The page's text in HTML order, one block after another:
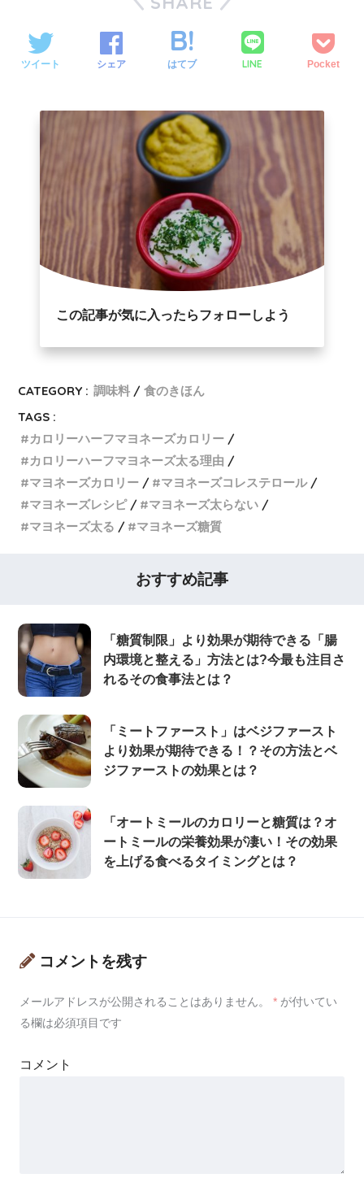
ツイート シェア はてブ LINE Pocket
この記事が気に入ったらフォローしよう
CATEGORY : 調味料
食のきほん
TAGS :
カロリーハーフマヨネーズカロリー
カロリーハーフマヨネーズ太る理由
マヨネーズカロリー
マヨネーズコレステロール
マヨネーズレシピ
マヨネーズ太らない
マヨネーズ太る
マヨネーズ糖質
おすすめ記事
「糖質制限」より効果が期待できる「腸
内環境と整える」方法とは?今最も注目さ
れるその食事法とは？
「ミートファースト」はベジファースト
より効果が期待できる！？その方法とベ
ジファーストの効果とは？
「オートミールのカロリーと糖質は？オ
ートミールの栄養効果が凄い！その効果
を上げる食べるタイミングとは？
コメントを残す
メールアドレスが公開されることはありません。 * が付いてい
る欄は必須項目です
コメント